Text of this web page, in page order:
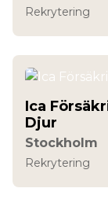
Rekrytering
Ica
Djur
Stockholm
Rekrytering